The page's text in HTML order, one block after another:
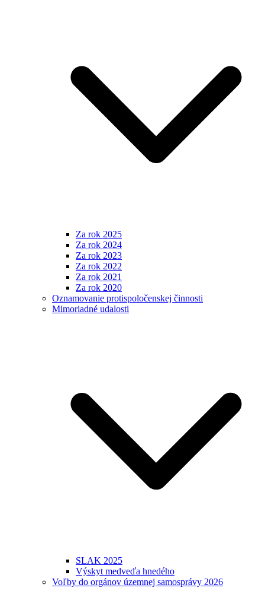
Za rok 2025
Za rok 2024
Za rok 2023
Za rok 2022
Za rok 2021
Za rok 2020
Oznamovanie protispoločenskej činnosti
Mimoriadné udalosti
SLAK 2025
Výskyt medveďa hnedého
Voľby do orgánov územnej samosprávy 2026